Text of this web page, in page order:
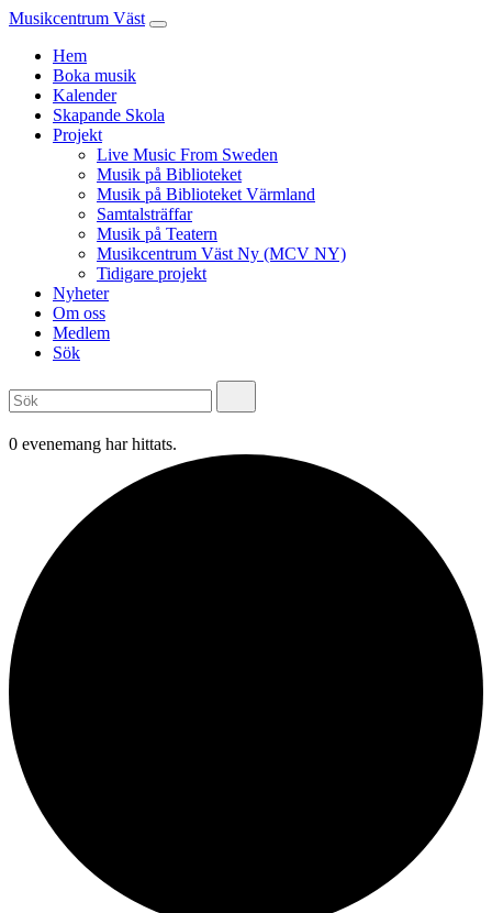
Musikcentrum Väst
Hem
Boka musik
Kalender
Skapande Skola
Projekt
Live Music From Sweden
Musik på Biblioteket
Musik på Biblioteket Värmland
Samtalsträffar
Musik på Teatern
Musikcentrum Väst Ny (MCV NY)
Tidigare projekt
Nyheter
Om oss
Medlem
Sök
0 evenemang har hittats.